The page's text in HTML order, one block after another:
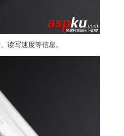
读写速度等信息。